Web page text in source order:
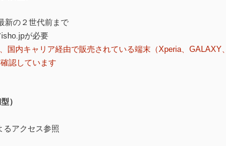
新の２世代前まで
が必要
内キャリア経由で販売されている端末（Xperia、GALAXY、
認しています
）
アクセス参照